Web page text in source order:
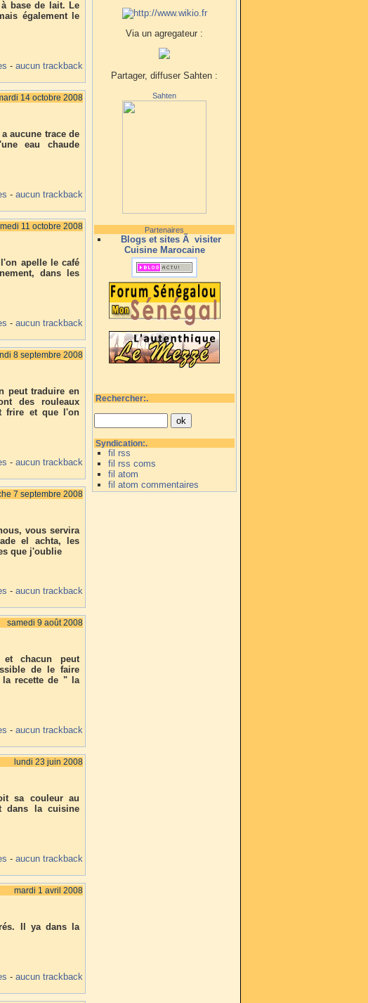
base de lait. Le
également le
- aucun trackback
14 octobre 2008
aucune trace de
eau chaude
- aucun trackback
11 octobre 2008
apelle le café
dans les
- aucun trackback
8 septembre 2008
peut traduire en
des rouleaux
et que l'on
- aucun trackback
7 septembre 2008
vous servira
el achta, les
que j'oublie
- aucun trackback
samedi 9 août 2008
chacun peut
de le faire
la recette de " la
- aucun trackback
lundi 23 juin 2008
sa couleur au
dans la cuisine
- aucun trackback
mardi 1 avril 2008
Il ya dans la
- aucun trackback
Via un agregateur :
Partager, diffuser Sahten :
Sahten
Partenaires
Blogs et sites Ã visiter
Cuisine Marocaine
Rechercher:.
Syndication:.
fil rss
fil rss coms
fil atom
fil atom commentaires